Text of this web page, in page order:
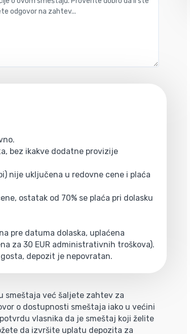
bez ikakve dodatne provizije
nije uključena u redovne cene i plaća
ostatak od 70% se plaća pri dolasku
pre datuma dolaska, uplaćena
za 30 EUR administrativnih troškova).
depozit je nepovratan.
smeštaja već šaljete zahtev za
o dostupnosti smeštaja iako u većini
vlasnika da je smeštaj koji želite
da izvršite uplatu depozita za